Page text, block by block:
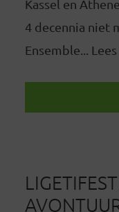
Kassel en
4 decennia niet
Ensemble...